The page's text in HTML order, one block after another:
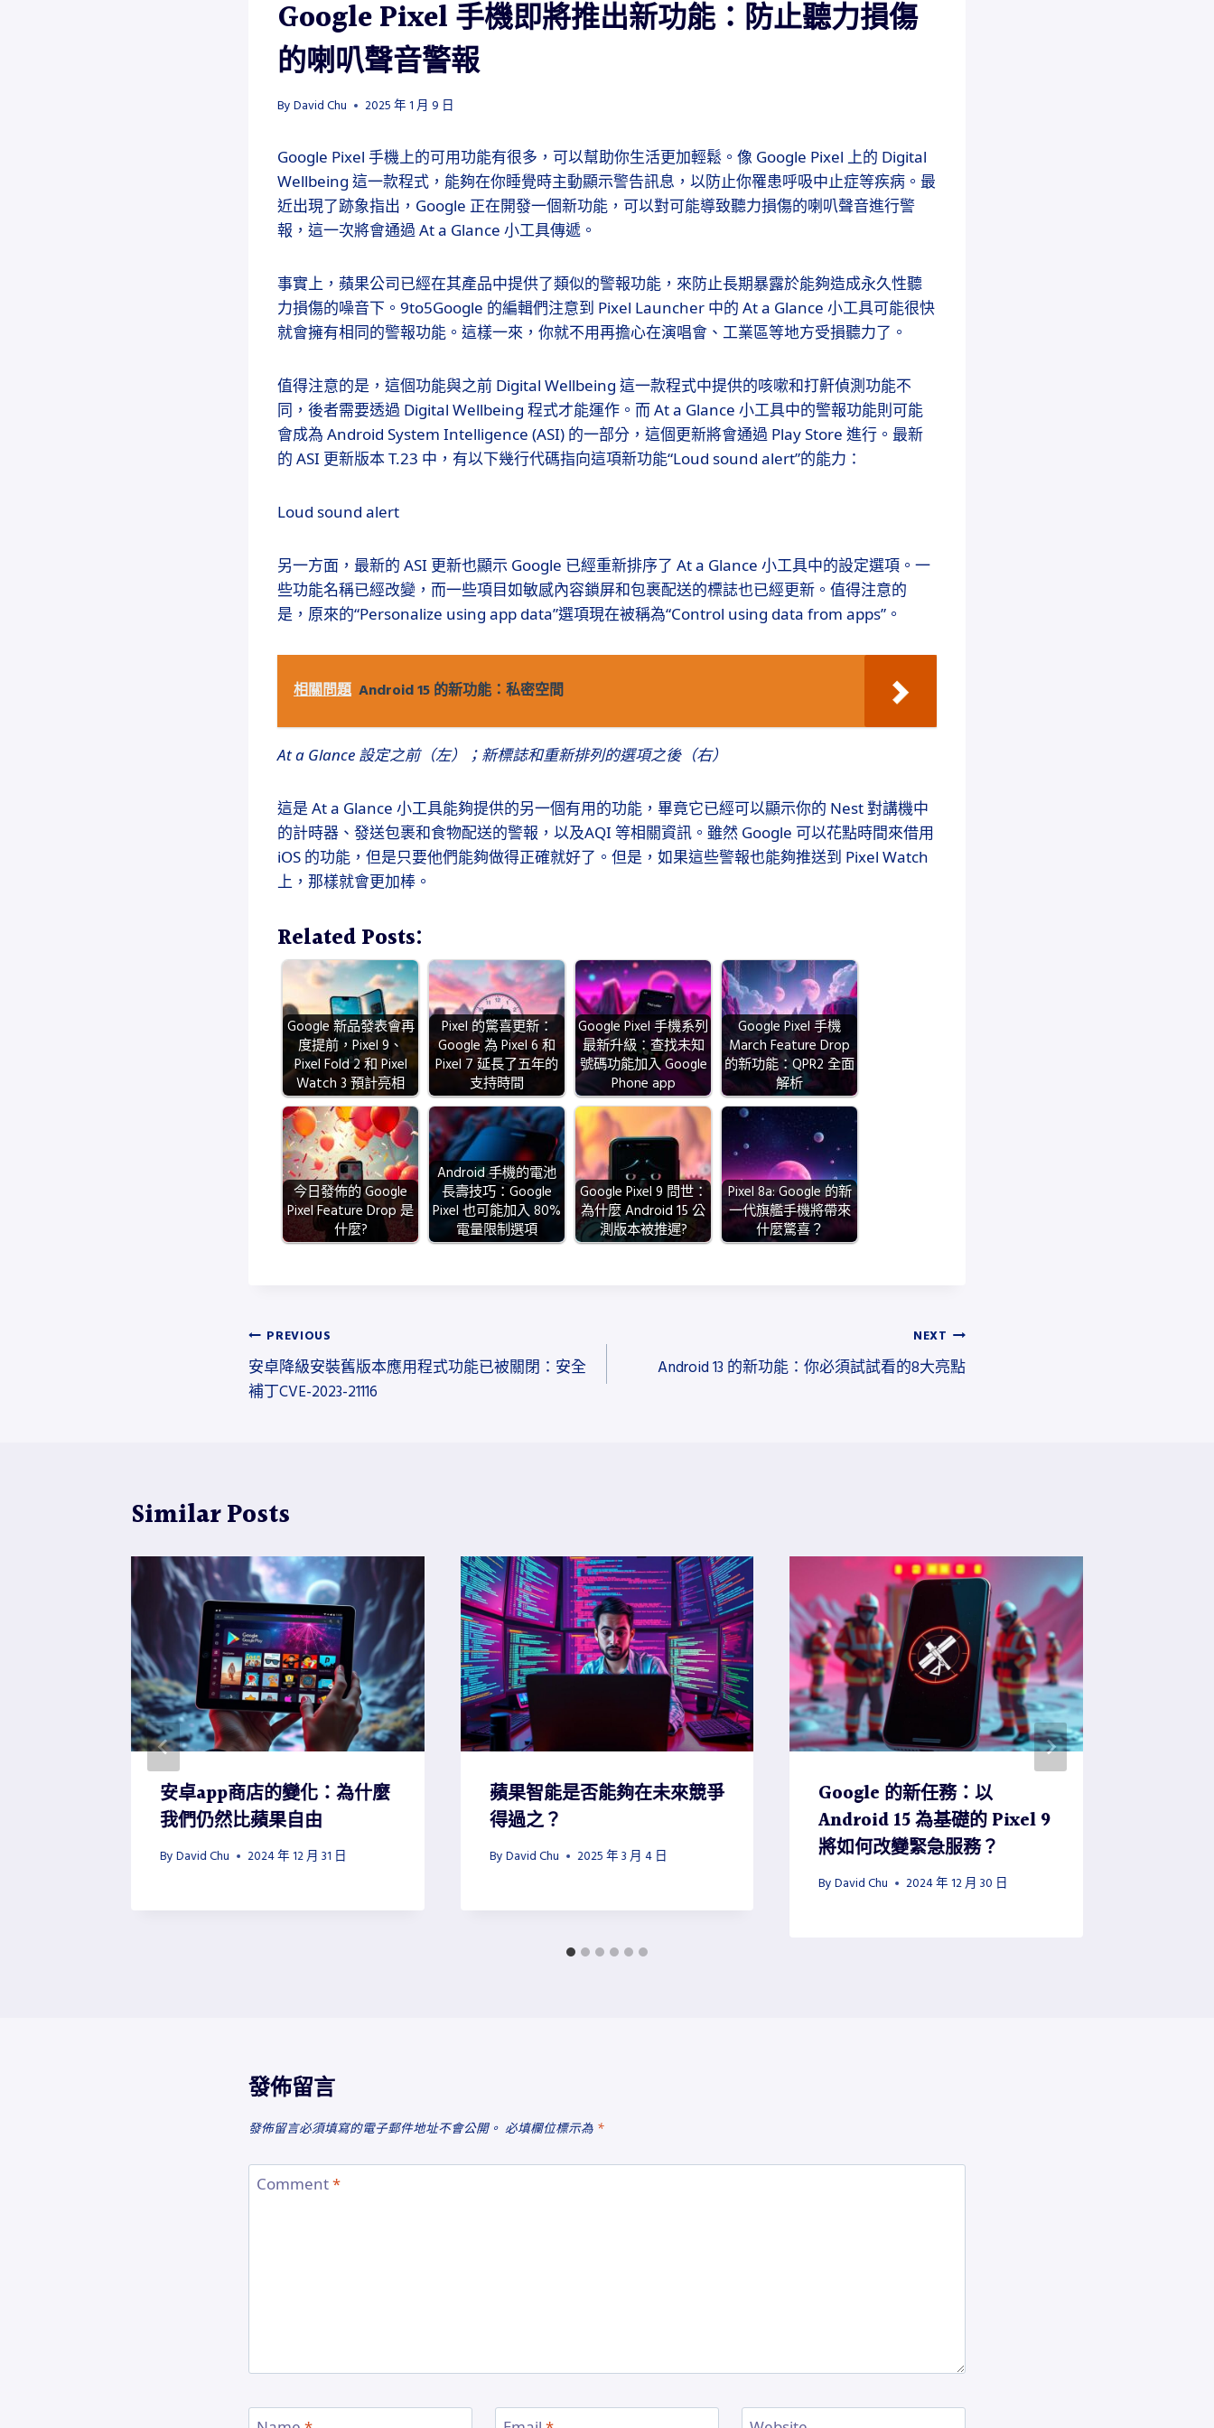
Google Pixel 手機即將推出新功能：防止聽力損傷
的喇叭聲音警報
By David Chu 2025 年 1 月 9 日
Google Pixel 手機上的可用功能有很多，可以幫助你生活更加輕鬆。像 Google Pixel 上的 Digital
Wellbeing 這一款程式，能夠在你睡覺時主動顯示警告訊息，以防止你罹患呼吸中止症等疾病。最
近出現了跡象指出，Google 正在開發一個新功能，可以對可能導致聽力損傷的喇叭聲音進行警
報，這一次將會通過 At a Glance 小工具傳遞。
事實上，蘋果公司已經在其產品中提供了類似的警報功能，來防止長期暴露於能夠造成永久性聽
力損傷的噪音下。9to5Google 的編輯們注意到 Pixel Launcher 中的 At a Glance 小工具可能很快
就會擁有相同的警報功能。這樣一來，你就不用再擔心在演唱會、工業區等地方受損聽力了。
值得注意的是，這個功能與之前 Digital Wellbeing 這一款程式中提供的咳嗽和打鼾偵測功能不
同，後者需要透過 Digital Wellbeing 程式才能運作。而 At a Glance 小工具中的警報功能則可能
會成為 Android System Intelligence (ASI) 的一部分，這個更新將會通過 Play Store 進行。最新
的 ASI 更新版本 T.23 中，有以下幾行代碼指向這項新功能“Loud sound alert”的能力：
Loud sound alert
另一方面，最新的 ASI 更新也顯示 Google 已經重新排序了 At a Glance 小工具中的設定選項。一
些功能名稱已經改變，而一些項目如敏感內容鎖屏和包裹配送的標誌也已經更新。值得注意的
是，原來的“Personalize using app data”選項現在被稱為“Control using data from apps”。
相關問題 Android 15 的新功能：私密空間
At a Glance 設定之前（左）；新標誌和重新排列的選項之後（右）
這是 At a Glance 小工具能夠提供的另一個有用的功能，畢竟它已經可以顯示你的 Nest 對講機中
的計時器、發送包裹和食物配送的警報，以及AQI 等相關資訊。雖然 Google 可以花點時間來借用
iOS 的功能，但是只要他們能夠做得正確就好了。但是，如果這些警報也能夠推送到 Pixel Watch
上，那樣就會更加棒。
Related Posts:
Google 新品發表會再
度提前，Pixel 9、
Pixel Fold 2 和 Pixel
Watch 3 預計亮相
Pixel 的驚喜更新：
Google 為 Pixel 6 和
Pixel 7 延長了五年的
支持時間
Google Pixel 手機系列
最新升級：查找未知
號碼功能加入 Google
Phone app
Google Pixel 手機
March Feature Drop
的新功能：QPR2 全面
解析
今日發佈的 Google
Pixel Feature Drop 是
什麼?
Android 手機的電池
長壽技巧：Google
Pixel 也可能加入 80%
電量限制選項
Google Pixel 9 問世：
為什麼 Android 15 公
測版本被推遲?
Pixel 8a: Google 的新
一代旗艦手機將帶來
什麼驚喜？
文
章
PREVIOUS
安卓降級安裝舊版本應用程式功能已被關閉：安全
補丁CVE-2023-21116
NEXT
Android 13 的新功能：你必須試試看的8大亮點
Similar Posts
安卓app商店的變化：為什麼
我們仍然比蘋果自由
By David Chu 2024 年 12 月 31 日
蘋果智能是否能夠在未來競爭
得過之？
By David Chu 2025 年 3 月 4 日
Google 的新任務：以
Android 15 為基礎的 Pixel 9
將如何改變緊急服務？
By David Chu 2024 年 12 月 30 日
發佈留言
發佈留言必須填寫的電子郵件地址不會公開。 必填欄位標示為 *
Comment*